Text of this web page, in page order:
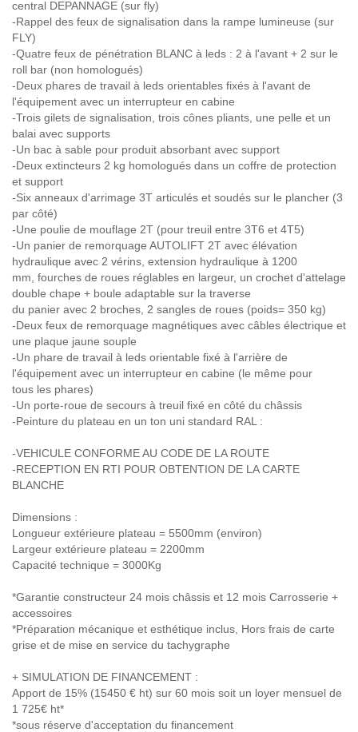
central DEPANNAGE (sur fly)
-Rappel des feux de signalisation dans la rampe lumineuse (sur
FLY)
-Quatre feux de pénétration BLANC à leds : 2 à l'avant + 2 sur le
roll bar (non homologués)
-Deux phares de travail à leds orientables fixés à l'avant de
l'équipement avec un interrupteur en cabine
-Trois gilets de signalisation, trois cônes pliants, une pelle et un
balai avec supports
-Un bac à sable pour produit absorbant avec support
-Deux extincteurs 2 kg homologués dans un coffre de protection
et support
-Six anneaux d'arrimage 3T articulés et soudés sur le plancher (3
par côté)
-Une poulie de mouflage 2T (pour treuil entre 3T6 et 4T5)
-Un panier de remorquage AUTOLIFT 2T avec élévation
hydraulique avec 2 vérins, extension hydraulique à 1200
mm, fourches de roues réglables en largeur, un crochet d'attelage
double chape + boule adaptable sur la traverse
du panier avec 2 broches, 2 sangles de roues (poids= 350 kg)
-Deux feux de remorquage magnétiques avec câbles électrique et
une plaque jaune souple
-Un phare de travail à leds orientable fixé à l'arrière de
l'équipement avec un interrupteur en cabine (le même pour
tous les phares)
-Un porte-roue de secours à treuil fixé en côté du châssis
-Peinture du plateau en un ton uni standard RAL :
-VEHICULE CONFORME AU CODE DE LA ROUTE
-RECEPTION EN RTI POUR OBTENTION DE LA CARTE
BLANCHE
Dimensions :
Longueur extérieure plateau = 5500mm (environ)
Largeur extérieure plateau = 2200mm
Capacité technique = 3000Kg
*Garantie constructeur 24 mois châssis et 12 mois Carrosserie +
accessoires
*Préparation mécanique et esthétique inclus, Hors frais de carte
grise et de mise en service du tachygraphe
+ SIMULATION DE FINANCEMENT :
Apport de 15% (15450 € ht) sur 60 mois soit un loyer mensuel de
1 725€ ht*
*sous réserve d'acceptation du financement